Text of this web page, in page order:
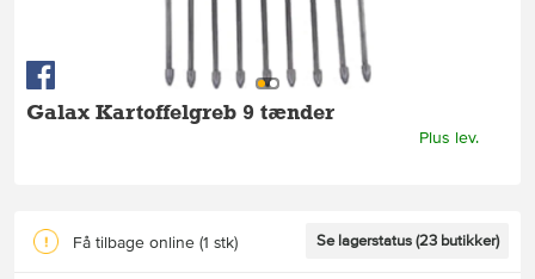
Galax Kartoffelgreb 9 tænder
Plus lev.
Få tilbage online (1 stk) Se lagerstatus (23 butikker)